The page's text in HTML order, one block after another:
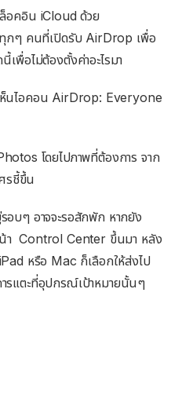
อคอิน iCloud ด้วย
ทุกๆ คนที่เปิดรับ AirDrop เพื่อ
เพื่อไม่ต้องตั้งค่าอะไรมา
ห็นไอคอน AirDrop: Everyone
โดยไปภาพที่ต้องการ จาก
รชี้ขึ้น
บๆ อาจจะรอสักพัก หากยัง
น้า Control Center ขึ้นมา หลัง
หรือ Mac ก็เลือกให้ส่งไป
ารแตะที่อุปกรณ์เป้าหมายนั้นๆ